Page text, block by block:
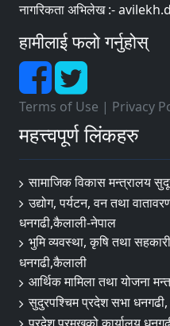
नागरिकता अभिलेख :-
हामीलाई फलो गर्नुहोस्
Terms of Use | Privacy
महत्त्वपूर्ण लिंकहरु
सामाजिक विकास मन्त्रालय
उद्योग, पर्यटन, वन तथा
धनगढी,कैलाली-नेपाल
भुमि व्यवस्था, कृषि तथा
धनगढी,कैलाली
आर्थिक मामिला तथा योजना
सुदुरपश्चिम प्रदेश सभा
प्रदेश प्रमुखको कार्यालय